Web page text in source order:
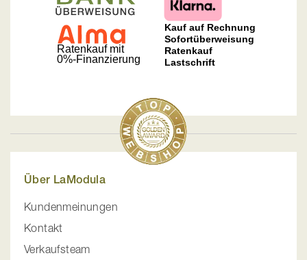
Über LaModula
Kundenmeinungen
Kontakt
Verkaufsteam